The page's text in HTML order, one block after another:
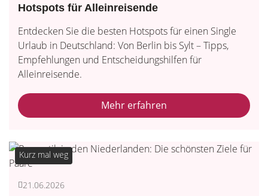
Hotspots für Alleinreisende
Entdecken Sie die besten Hotspots für einen Single
Urlaub in Deutschland: Von Berlin bis Sylt – Tipps,
Empfehlungen und Entscheidungshilfen für
Alleinreisende.
Mehr erfahren
Kurz mal weg
21.06.2026